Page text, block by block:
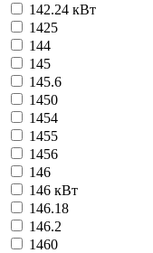
142.24 кВт
1425
144
145
145.6
1450
1454
1455
1456
146
146 кВт
146.18
146.2
1460